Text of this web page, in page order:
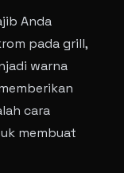
Anda
pada grill,
warna
cara
membuat